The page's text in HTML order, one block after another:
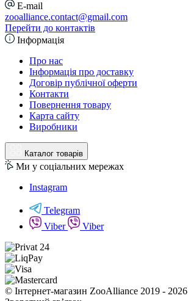
E-mail
zooalliance.contact@gmail.com
Перейти до контактів
Інформація
Про нас
Інформація про доставку
Договір публічної оферти
Контакти
Повернення товару
Карта сайту
Виробники
Каталог товарів
Ми у соціальних мережах
Instagram
Telegram
Viber
Viber
© Інтернет-магазин ZooAlliance 2019 - 2026